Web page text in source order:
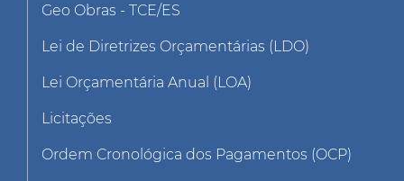
Geo Obras - TCE/ES
Lei de Diretrizes Orçamentárias (LDO)
Lei Orçamentária Anual (LOA)
Licitações
Ordem Cronológica dos Pagamentos (OCP)